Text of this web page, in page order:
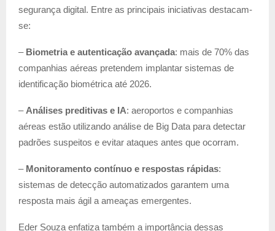
segurança digital. Entre as principais iniciativas destacam-
se:
– Biometria e autenticação avançada: mais de 70% das
companhias aéreas pretendem implantar sistemas de
identificação biométrica até 2026.
– Análises preditivas e IA: aeroportos e companhias
aéreas estão utilizando análise de Big Data para detectar
padrões suspeitos e evitar ataques antes que ocorram.
– Monitoramento contínuo e respostas rápidas:
sistemas de detecção automatizados garantem uma
resposta mais ágil a ameaças emergentes.
Eder Souza enfatiza também a importância dessas